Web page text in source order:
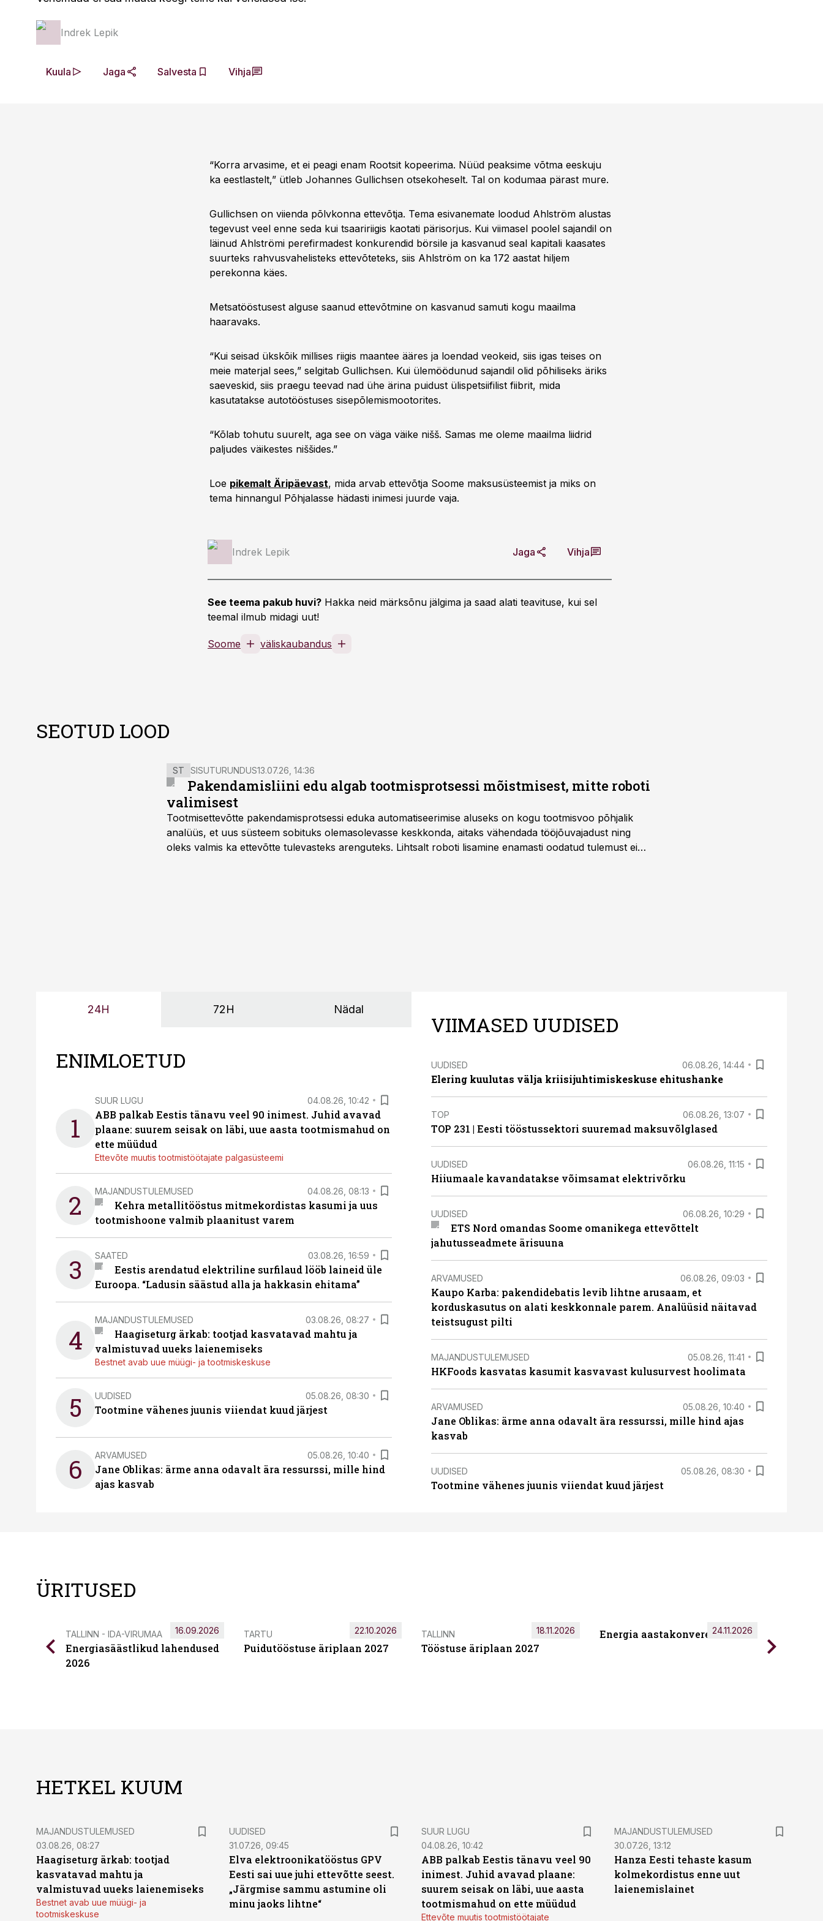
Indrek Lepik
Kuula Jaga Salvesta Vihja
“Korra arvasime, et ei peagi enam Rootsit kopeerima. Nüüd peaksime võtma eeskuju
ka eestlastelt,” ütleb Johannes Gullichsen otsekoheselt. Tal on kodumaa pärast mure.
Gullichsen on viienda põlvkonna ettevõtja. Tema esivanemate loodud Ahlström alustas
tegevust veel enne seda kui tsaaririigis kaotati pärisorjus. Kui viimasel poolel sajandil on
läinud Ahlströmi perefirmadest konkurendid börsile ja kasvanud seal kapitali kaasates
suurteks rahvusvahelisteks ettevõteteks, siis Ahlström on ka 172 aastat hiljem
perekonna käes.
Metsatööstusest alguse saanud ettevõtmine on kasvanud samuti kogu maailma
haaravaks.
“Kui seisad ükskõik millises riigis maantee ääres ja loendad veokeid, siis igas teises on
meie materjal sees,” selgitab Gullichsen. Kui ülemöödunud sajandil olid põhiliseks äriks
saeveskid, siis praegu teevad nad ühe ärina puidust ülispetsiifilist fiibrit, mida
kasutatakse autotööstuses sisepõlemismootorites.
“Kõlab tohutu suurelt, aga see on väga väike nišš. Samas me oleme maailma liidrid
paljudes väikestes niššides.”
Loe pikemalt Äripäevast, mida arvab ettevõtja Soome maksusüsteemist ja miks on
tema hinnangul Põhjalasse hädasti inimesi juurde vaja.
Indrek Lepik Jaga Vihja
See teema pakub huvi? Hakka neid märksõnu jälgima ja saad alati teavituse, kui sel
teemal ilmub midagi uut!
Soome väliskaubandus
SEOTUD LOOD
ST SISUTURUNDUS13.07.26, 14:36
Pakendamisliini edu algab tootmisprotsessi mõistmisest, mitte roboti
valimisest
Tootmisettevõtte pakendamisprotsessi eduka automatiseerimise aluseks on kogu tootmisvoo põhjalik
analüüs, et uus süsteem sobituks olemasolevasse keskkonda, aitaks vähendada tööjõuvajadust ning
oleks valmis ka ettevõtte tulevasteks arenguteks. Lihtsalt roboti lisamine enamasti oodatud tulemust ei
24H 72H Nädal
ENIMLOETUD
1
SUUR LUGU 04.08.26, 10:42
ABB palkab Eestis tänavu veel 90 inimest. Juhid avavad
plaane: suurem seisak on läbi, uue aasta tootmismahud on
ette müüdud
Ettevõte muutis tootmistöötajate palgasüsteemi
2 MAJANDUSTULEMUSED 04.08.26, 08:13
Kehra metallitööstus mitmekordistas kasumi ja uus
tootmishoone valmib plaanitust varem
3 SAATED 03.08.26, 16:59
Eestis arendatud elektriline surfilaud lööb laineid üle
Euroopa. “Ladusin säästud alla ja hakkasin ehitama”
4
MAJANDUSTULEMUSED 03.08.26, 08:27
Haagiseturg ärkab: tootjad kasvatavad mahtu ja
valmistuvad uueks laienemiseks
Bestnet avab uue müügi- ja tootmiskeskuse
5 UUDISED 05.08.26, 08:30
Tootmine vähenes juunis viiendat kuud järjest
6 ARVAMUSED 05.08.26, 10:40
Jane Oblikas: ärme anna odavalt ära ressurssi, mille hind
ajas kasvab
VIIMASED UUDISED
UUDISED 06.08.26, 14:44
Elering kuulutas välja kriisijuhtimiskeskuse ehitushanke
TOP 06.08.26, 13:07
TOP 231 | Eesti tööstussektori suuremad maksuvõlglased
UUDISED 06.08.26, 11:15
Hiiumaale kavandatakse võimsamat elektrivõrku
UUDISED 06.08.26, 10:29
ETS Nord omandas Soome omanikega ettevõttelt
jahutusseadmete ärisuuna
ARVAMUSED 06.08.26, 09:03
Kaupo Karba: pakendidebatis levib lihtne arusaam, et
korduskasutus on alati keskkonnale parem. Analüüsid näitavad
teistsugust pilti
MAJANDUSTULEMUSED 05.08.26, 11:41
HKFoods kasvatas kasumit kasvavast kulusurvest hoolimata
ARVAMUSED 05.08.26, 10:40
Jane Oblikas: ärme anna odavalt ära ressurssi, mille hind ajas
kasvab
UUDISED 05.08.26, 08:30
Tootmine vähenes juunis viiendat kuud järjest
ÜRITUSED
TALLINN - IDA-VIRUMAA
Energiasäästlikud lahendused
2026
16.09.2026 TARTU
Puidutööstuse äriplaan 2027
22.10.2026 TALLINN
Tööstuse äriplaan 2027
18.11.2026 Energia aastakonverents 2026
24.11.2026
HETKEL KUUM
MAJANDUSTULEMUSED
03.08.26, 08:27
Haagiseturg ärkab: tootjad
kasvatavad mahtu ja
valmistuvad uueks laienemiseks
Bestnet avab uue müügi- ja
tootmiskeskuse
UUDISED
31.07.26, 09:45
Elva elektroonikatööstus GPV
Eesti sai uue juhi ettevõtte seest.
„Järgmise sammu astumine oli
minu jaoks lihtne“
SUUR LUGU
04.08.26, 10:42
ABB palkab Eestis tänavu veel 90
inimest. Juhid avavad plaane:
suurem seisak on läbi, uue aasta
tootmismahud on ette müüdud
Ettevõte muutis tootmistöötajate
MAJANDUSTULEMUSED
30.07.26, 13:12
Hanza Eesti tehaste kasum
kolmekordistus enne uut
laienemislainet